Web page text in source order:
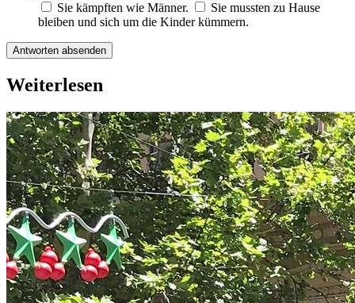
Sie kämpften wie Männer.
Sie mussten zu Hause
bleiben und sich um die Kinder kümmern.
Antworten absenden
Weiterlesen